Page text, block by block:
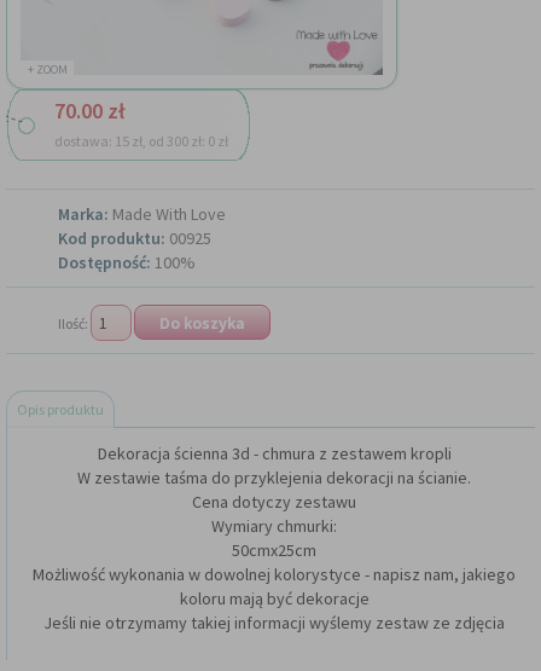
+ ZOOM
70.00 zł
dostawa: 15 zł, od 300 zł: 0 zł
Marka: Made With Love
Kod produktu: 00925
Dostępność: 100%
Ilość:
Opis produktu
Dekoracja ścienna 3d - chmura z zestawem kropli
W zestawie taśma do przyklejenia dekoracji na ścianie.
Cena dotyczy zestawu
Wymiary chmurki:
50cmx25cm
Możliwość wykonania w dowolnej kolorystyce - napisz nam, jakiego
koloru mają być dekoracje
Jeśli nie otrzymamy takiej informacji wyślemy zestaw ze zdjęcia